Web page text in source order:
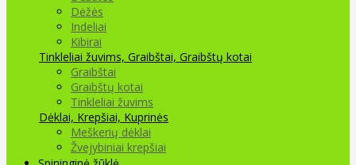
Dėžės
Indeliai
Kibirai
Tinkleliai žuvims, Graibštai, Graibštų kotai
Graibštai
Graibštų kotai
Tinkleliai žuvims
Dėklai, Krepšiai, Kuprinės
Meškerių dėklai
Žvejybiniai krepšiai